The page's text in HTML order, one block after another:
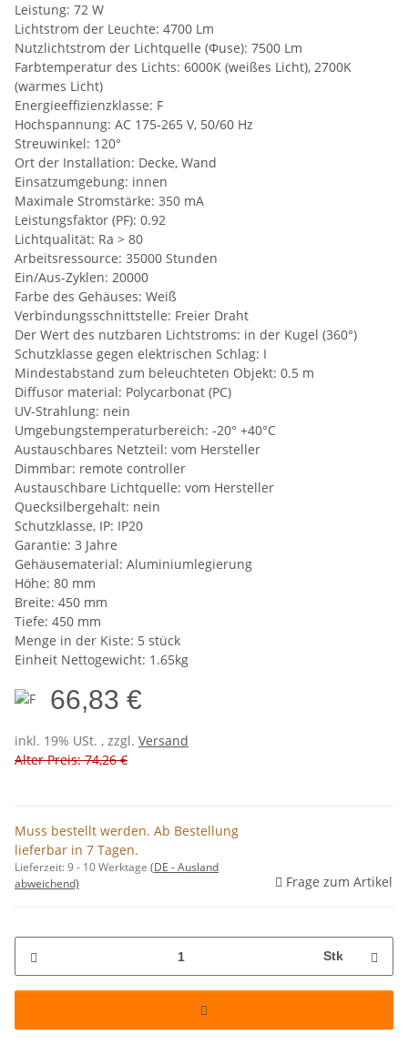
Leistung: 72 W
Lichtstrom der Leuchte: 4700 Lm
Nutzlichtstrom der Lichtquelle (Φuse): 7500 Lm
Farbtemperatur des Lichts: 6000K (weißes Licht), 2700K
(warmes Licht)
Energieeffizienzklasse: F
Hochspannung: AC 175-265 V, 50/60 Hz
Streuwinkel: 120°
Ort der Installation: Decke, Wand
Einsatzumgebung: innen
Maximale Stromstärke: 350 mA
Leistungsfaktor (PF): 0.92
Lichtqualität: Ra > 80
Arbeitsressource: 35000 Stunden
Ein/Aus-Zyklen: 20000
Farbe des Gehäuses: Weiß
Verbindungsschnittstelle: Freier Draht
Der Wert des nutzbaren Lichtstroms: in der Kugel (360°)
Schutzklasse gegen elektrischen Schlag: I
Mindestabstand zum beleuchteten Objekt: 0.5 m
Diffusor material: Polycarbonat (PC)
UV-Strahlung: nein
Umgebungstemperaturbereich: -20° +40°C
Austauschbares Netzteil: vom Hersteller
Dimmbar: remote controller
Austauschbare Lichtquelle: vom Hersteller
Quecksilbergehalt: nein
Schutzklasse, IP: IP20
Garantie: 3 Jahre
Gehäusematerial: Aluminiumlegierung
Höhe: 80 mm
Breite: 450 mm
Tiefe: 450 mm
Menge in der Kiste: 5 stück
Einheit Nettogewicht: 1.65kg
66,83 €
inkl. 19% USt. , zzgl. Versand
Alter Preis: 74,26 €
Muss bestellt werden. Ab Bestellung
lieferbar in 7 Tagen.
Lieferzeit:9 - 10 Werktage (DE - Ausland
abweichend)
Frage zum Artikel
Stk